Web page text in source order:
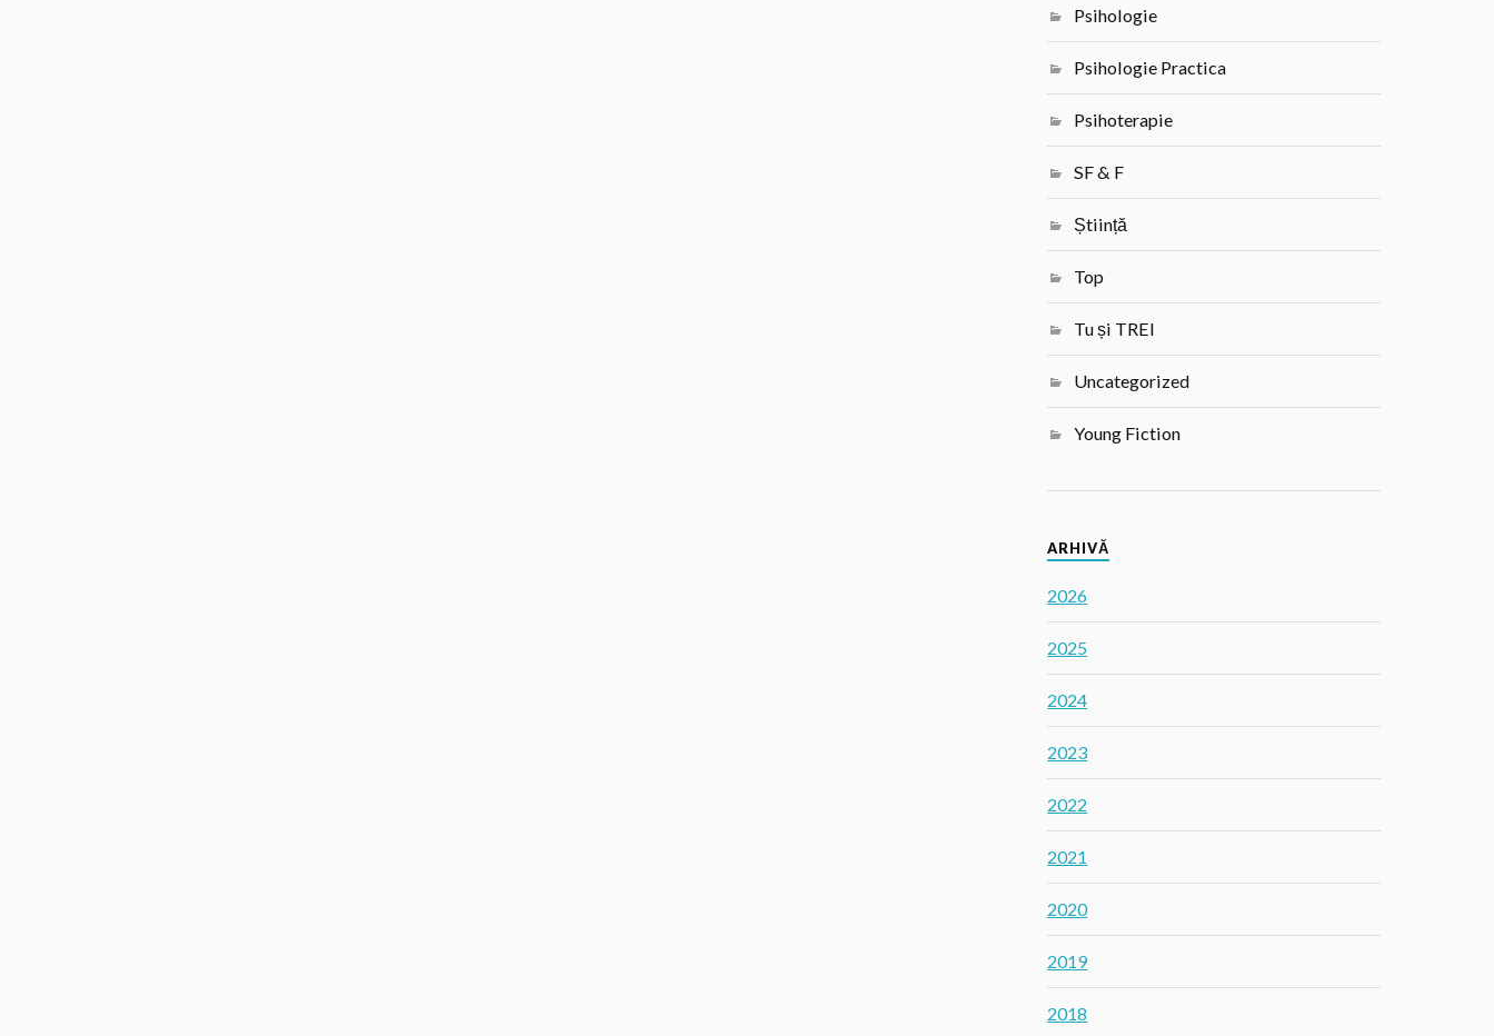
Psihologie
Psihologie Practica
Psihoterapie
SF & F
Știință
Top
Tu și TREI
Uncategorized
Young Fiction
ARHIVĂ
2026
2025
2024
2023
2022
2021
2020
2019
2018